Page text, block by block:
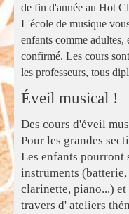
de fin d'année au Hot
L'école de musique
enfants comme
confirmé. Les cours
les professeurs, tous
Éveil musical !
Des cours d'éveil
Pour les grandes
Les enfants pourront
instruments
clarinette, piano...)
travers d' ateliers